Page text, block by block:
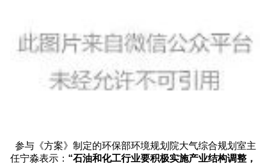
参与《方案》制定的环保部环境规划院大气综合规划室主
任宁淼表示： “石油和化工行业要积极实施产业结构调整，